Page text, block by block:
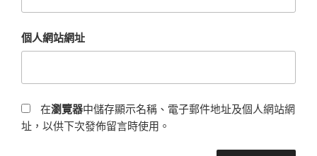
個人網站網址
在瀏覽器中儲存顯示名稱、電子郵件地址及個人網站網
址，以供下次發佈留言時使用。